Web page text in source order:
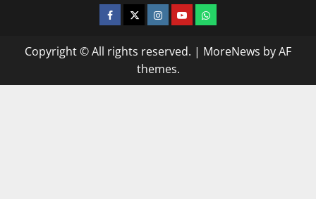
facebooktwitterinstagram.com
youtubewhatsapp
Copyright © All rights reserved. | MoreNews by AF
themes.